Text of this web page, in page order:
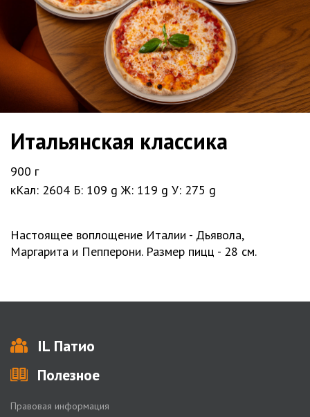
Итальянская классика
900 г
кКал: 2604 Б: 109 g Ж: 119 g У: 275 g
Настоящее воплощение Италии - Дьявола,
Маргарита и Пепперони. Размер пицц - 28 см.
IL Патио
Полезное
Правовая информация